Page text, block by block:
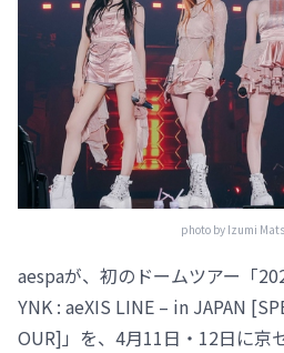
photo by Izumi
aespaが、初のドームツアー「
YNK : aeXIS LINE – in JAPAN
OUR]」を、4月11日・12日に京